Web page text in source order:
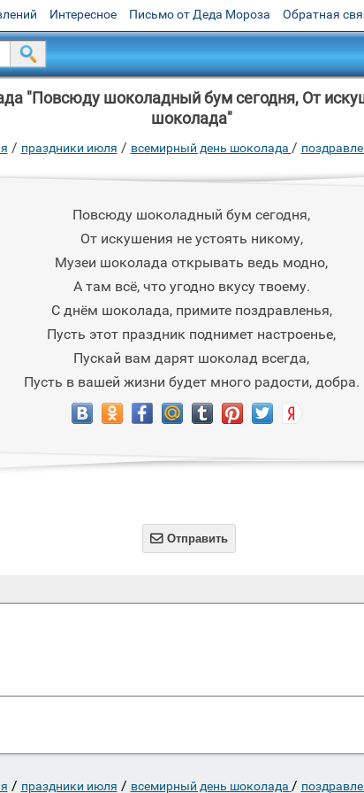
Интересное Письмо от Деда Мороза Обратная
"Повсюду шоколадный бум сегодня, От
шоколада"
/ праздники июля / всемирный день шоколада /
Повсюду шоколадный бум сегодня,
От искушения не устоять никому,
Музеи шоколада открывать ведь модно,
А там всё, что угодно вкусу твоему.
С днём шоколада, примите поздравленья,
Пусть этот праздник поднимет настроенье,
Пускай вам дарят шоколад всегда,
Пусть в вашей жизни будет много радости, добра.
 Отправить
/ праздники июля / всемирный день шоколада /